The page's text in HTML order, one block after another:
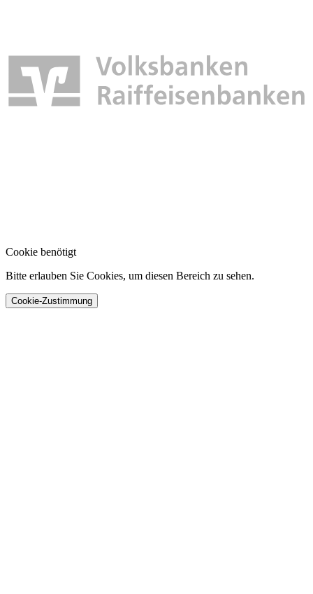
Cookie benötigt
Bitte erlauben Sie Cookies, um diesen Bereich zu sehen.
Cookie-Zustimmung